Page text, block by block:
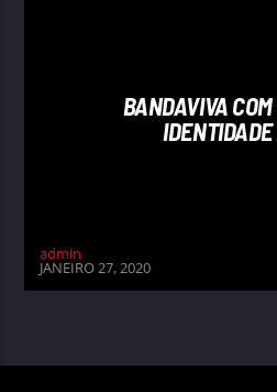
BANDAVIVA
admin
JANEIRO 27, 2020